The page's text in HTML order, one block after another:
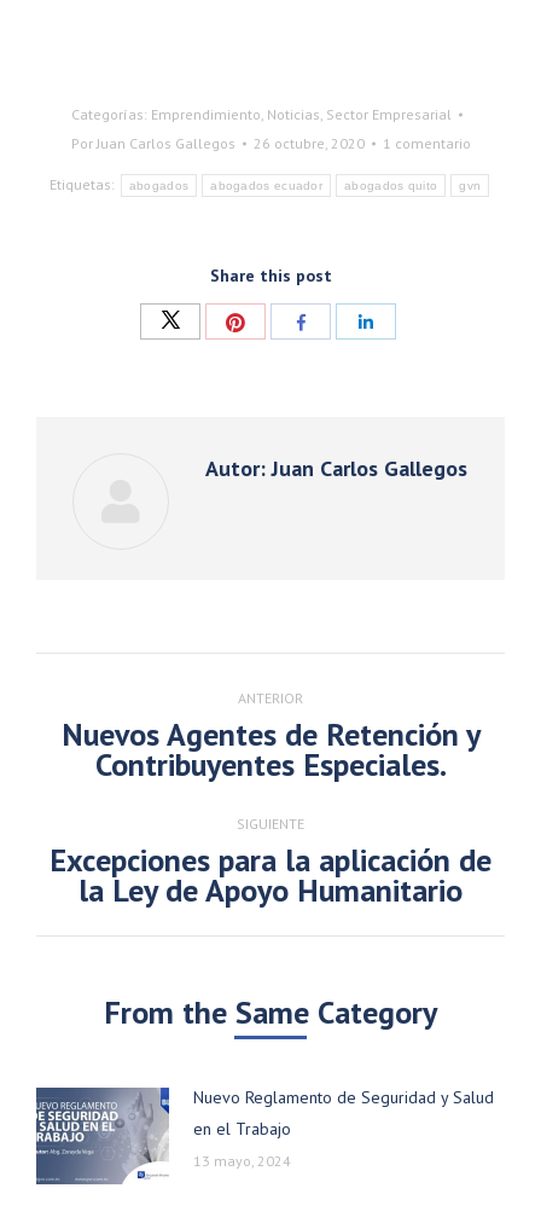
Categorías: Emprendimiento, Noticias, Sector Empresarial
PorJuan Carlos Gallegos 26 octubre, 2020 1 comentario
Etiquetas: abogados abogados ecuador abogados quito gvn
Share this post
Compartir CompartirCompartir
Autor:Juan Carlos Gallegos
Navegación
publicaciones
ANTERIOR
Publicación
anterior:
Nuevos Agentes de Retención y
Contribuyentes Especiales.
SIGUIENTE
Publicación
siguiente:
Excepciones para la aplicación de
la Ley de Apoyo Humanitario
From the Same Category
Nuevo Reglamento de Seguridad y Salud
en el Trabajo
13 mayo, 2024